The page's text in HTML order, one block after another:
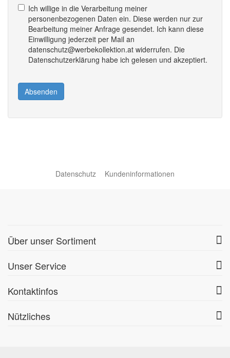
Ich willige in die Verarbeitung meiner
personenbezogenen Daten ein. Diese werden nur zur
Bearbeitung meiner Anfrage gesendet. Ich kann diese
Einwilligung jederzeit per Mail an
datenschutz@werbekollektion.at widerrufen. Die
Datenschutzerklärung habe ich gelesen und akzeptiert.
Absenden
Datenschutz Kundeninformationen
Über unser Sortiment
Unser Service
Kontaktinfos
Nützliches